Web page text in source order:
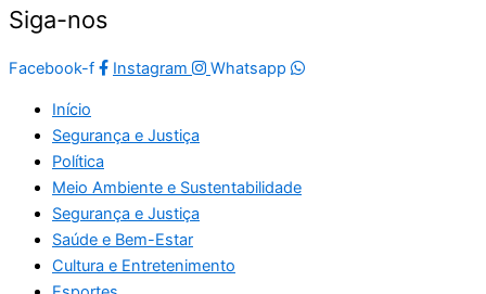
Siga-nos
Facebook-f Instagram Whatsapp
Início
Segurança e Justiça
Política
Meio Ambiente e Sustentabilidade
Segurança e Justiça
Saúde e Bem-Estar
Cultura e Entretenimento